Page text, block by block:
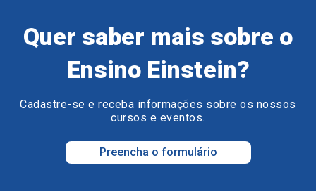
Quer saber mais sobre o
Ensino Einstein?
Cadastre-se e receba informações sobre os nossos
cursos e eventos.
Preencha o formulário